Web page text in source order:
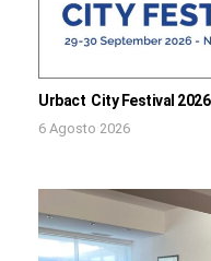
Urbact City Festival 2026
6 Agosto 2026